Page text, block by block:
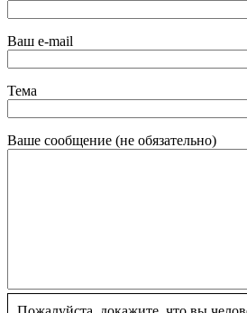
Ваш e-mail
Тема
Ваше сообщение (не обязательно)